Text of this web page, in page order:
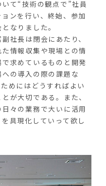
て“技術の観点で”社員
ンを行い、終始、参加
なりました。
社長は閉会にあたり、
た情報収集や現場との情
求めているものと開発
の導入の際の課題な
めにはどうすればよい
が大切である。また、
々の業務で大いに活用
具現化していって欲し